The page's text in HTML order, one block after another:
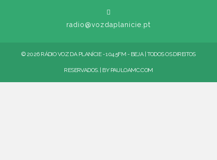
radio@vozdaplanicie.pt
© 2026 RÁDIO VOZ DA PLANÍCIE - 104.5FM - BEJA | TODOS OS DIREITOS
RESERVADOS. | BY PAULOAMC.COM